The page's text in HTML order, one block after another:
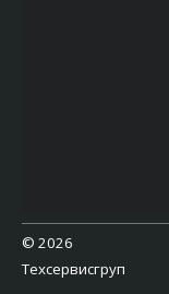
© 2026
Техсервисгруп